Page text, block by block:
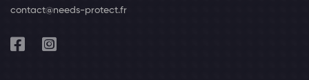
contact@needs-protect.fr